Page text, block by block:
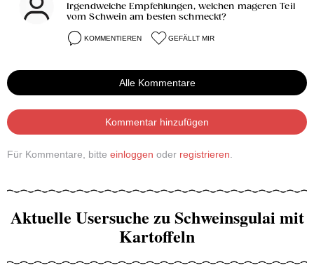
Irgendwelche Empfehlungen, welchen mageren Teil
vom Schwein am besten schmeckt?
KOMMENTIEREN GEFÄLLT MIR
Alle Kommentare
Kommentar hinzufügen
Für Kommentare, bitte einloggen oder registrieren
Aktuelle Usersuche zu Schweinsgulai mit
Kartoffeln